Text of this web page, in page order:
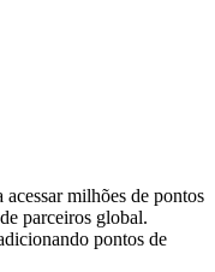
milhões de pontos
parceiros global.
pontos de